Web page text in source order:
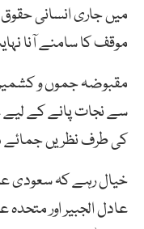
میں جاری انسانی
موقف کا سامنے آنا
مقبوضہ جموں و
سے نجات پانے کے
کی طرف نظریں
خیال رہے کہ سعودی
عادل الجبیر اور